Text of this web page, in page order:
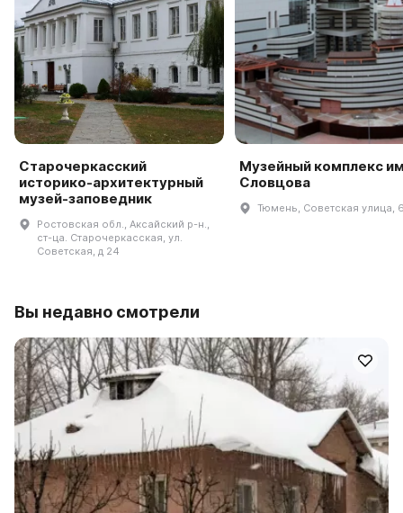
Старочеркасский
историко-архитектурный
музей-заповедник
Ростовская обл., Аксайский р-н.,
ст-ца. Старочеркасская, ул.
Советская, д 24
Музейный комплекс
Словцова
Тюмень, Советская улица,
Вы недавно смотрели